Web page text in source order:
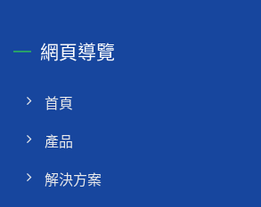
網頁導覽
首頁
產品
解決方案